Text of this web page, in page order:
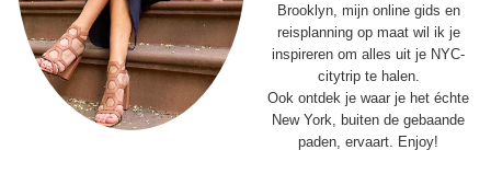
Brooklyn, mijn online gids en
reisplanning op maat wil ik je
inspireren om alles uit je NYC-
citytrip te halen.
Ook ontdek je waar je het échte
New York, buiten de gebaande
paden, ervaart. Enjoy!